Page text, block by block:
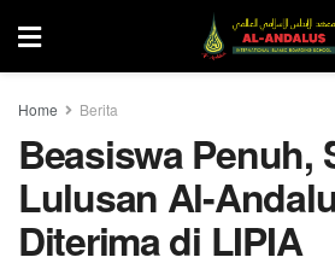
Home Berita
Beasiswa Penuh,
Lulusan Al-
Diterima di LIPIA